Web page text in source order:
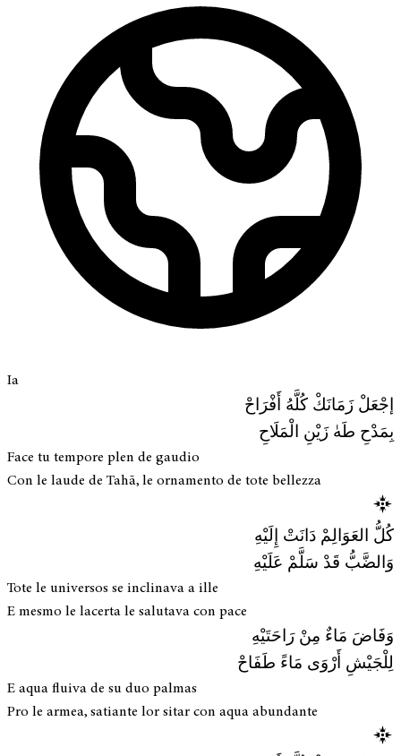
Ia
إجْعَلْ زَمَانَكْ كُلَّهُ أَفْرَاحْ
بِمَدْحِ طَهٰ زَيْنِ الْمَلَاحِ
Face tu tempore plen de gaudio
Con le laude de Tahā, le ornamento de tote bellezza
كُلُّ العَوَالِمْ دَانَتْ إِلَيْهِ
وَالضَّبُّ قَدْ سَلَّمْ عَلَيْهِ
Tote le universos se inclinava a ille
E mesmo le lacerta le salutava con pace
وَفَاضَ مَاءٌ مِنْ رَاحَتَيْهِ
لِلْجَيْشِ أَرْوَى مَاءً طَفَاحْ
E aqua fluiva de su duo palmas
Pro le armea, satiante lor sitar con aqua abundante